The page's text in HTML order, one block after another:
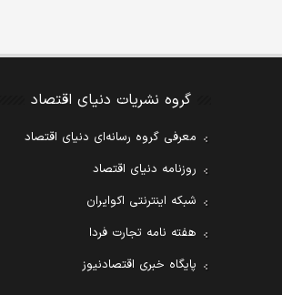
گروه نشریات دنیای اقتصاد
معرفی گروه رسانه‌ای دنیای اقتصاد
روزنامه دنیای اقتصاد
شبکه اینترنتی اکوایران
هفته نامه تجارت فردا
پایگاه خبری اقتصادنیوز